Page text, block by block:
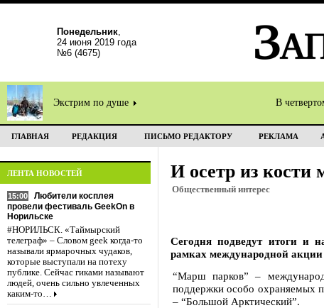
Понедельник,
24 июня 2019 года
№6 (4675)
Экстрим по душе В
ГЛАВНАЯ РЕДАКЦИЯ ПИСЬМО РЕДАКТОРУ РЕКЛАМА
ЛЕНТА НОВОСТЕЙ
15:00
Любители косплея
провели фестиваль GeekOn в
Норильске
#НОРИЛЬСК. «Таймырский
телеграф» – Словом geek когда-то
называли ярмарочных чудаков,
которые выступали на потеху
публике. Сейчас гиками называют
людей, очень сильно увлеченных
каким-то…
И осетр из кости
Общественный интерес
Сегодня подведут итоги и
рамках международной
“Марш парков” –
поддержки особо охраняемых
– “Большой Арктический”.